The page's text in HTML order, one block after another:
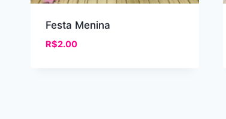
Festa Menina
R$2.00